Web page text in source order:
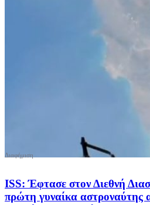
ISS: Έφτασε στον Διεθνή
πρώτη γυναίκα αστροναύτης